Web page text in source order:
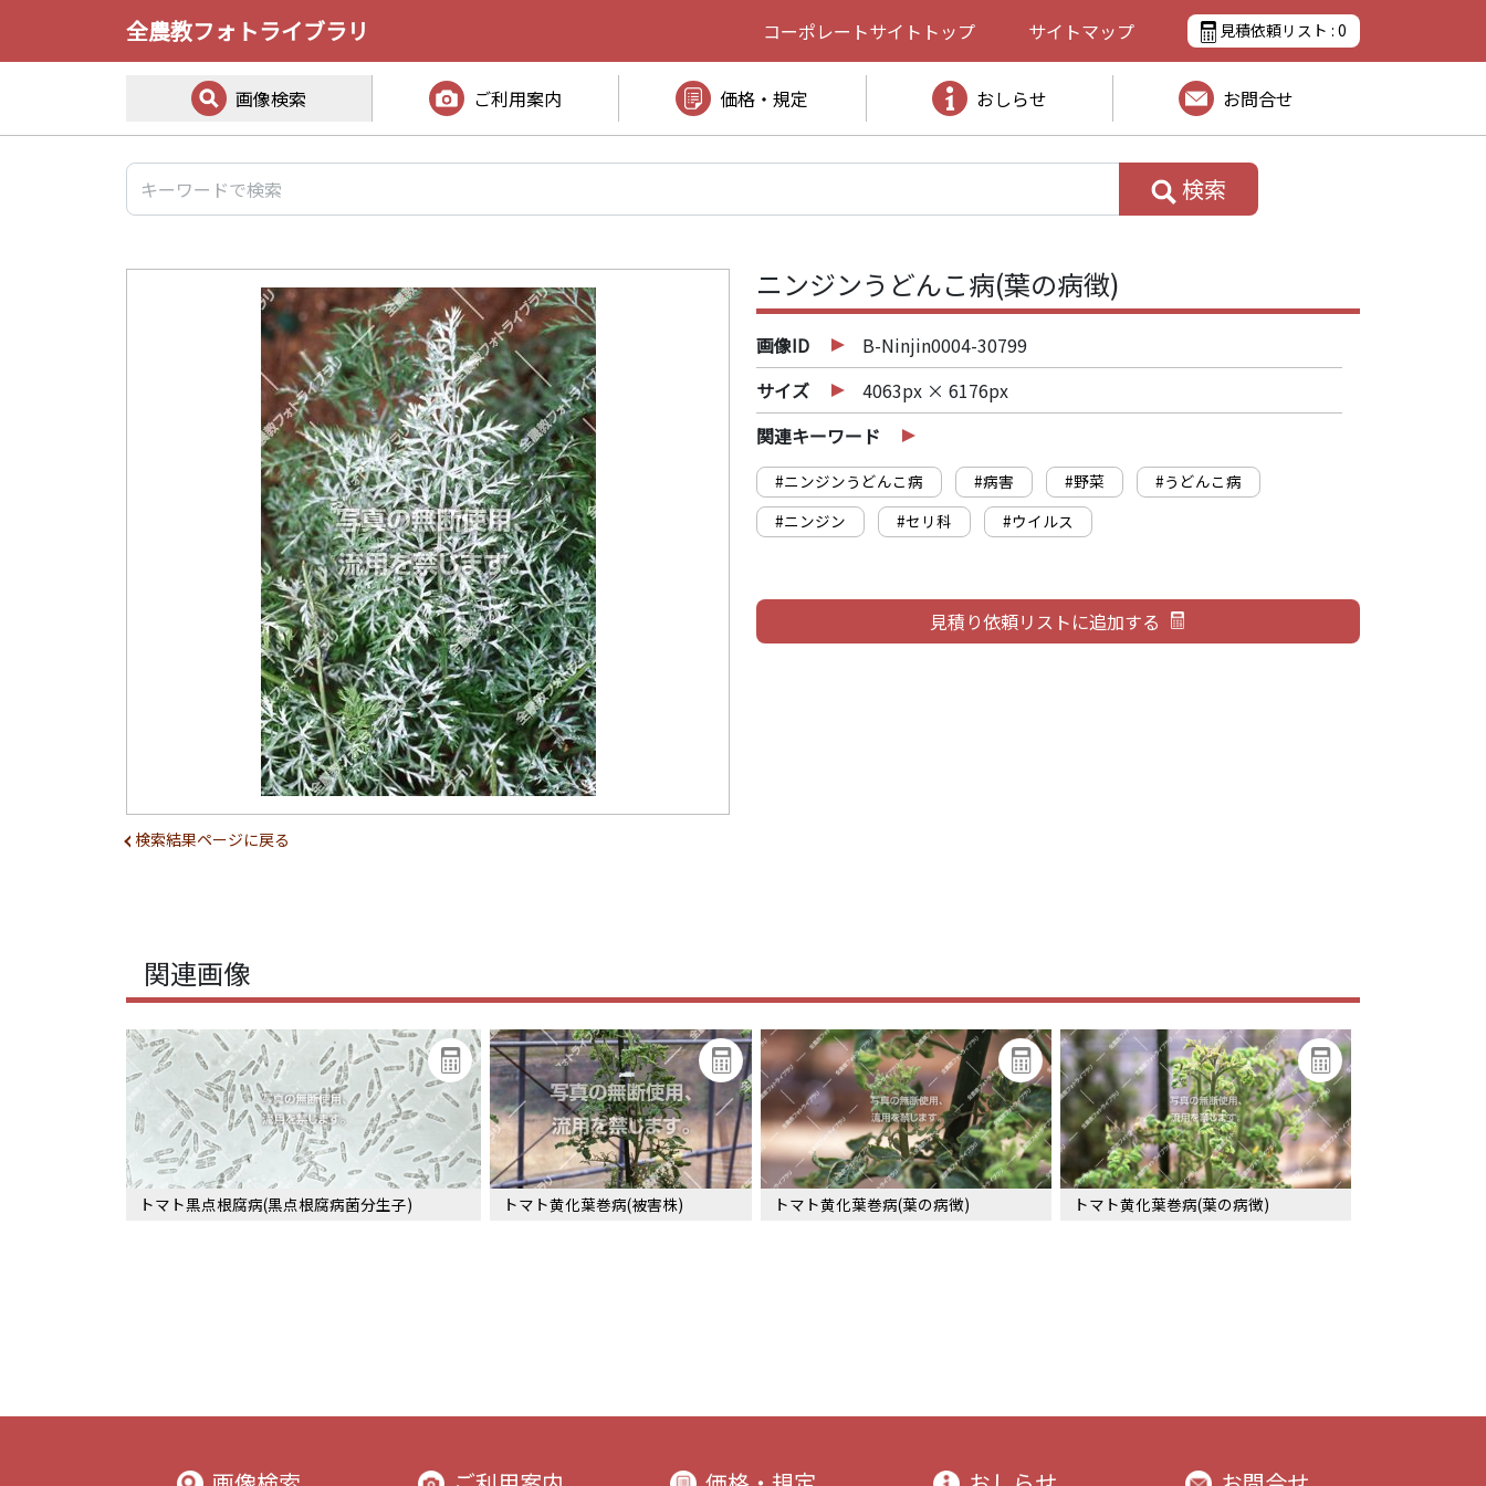
全農教フォトライブラリ コーポレートサイト トップ サイトマップ 見積依頼リスト : 0
画像検索 ご利用案内 価格・規定 おしらせ お問合せ
検索
検索結果ページに戻る
ニンジンうどんこ病(葉の病徴)
画像ID
B-Ninjin0004-30799
サイズ
4063px × 6176px
関連キーワード
#ニンジンうどんこ病 #病害 #野菜
#うどんこ病
#ニンジン
#セリ科 #ウイルス
関連画像
トマト黒点根腐病(黒点根腐病菌分生子) トマト黄化葉巻病(被害株) トマト黄化葉巻病(葉の病徴) トマト黄化葉巻病(葉の病徴)